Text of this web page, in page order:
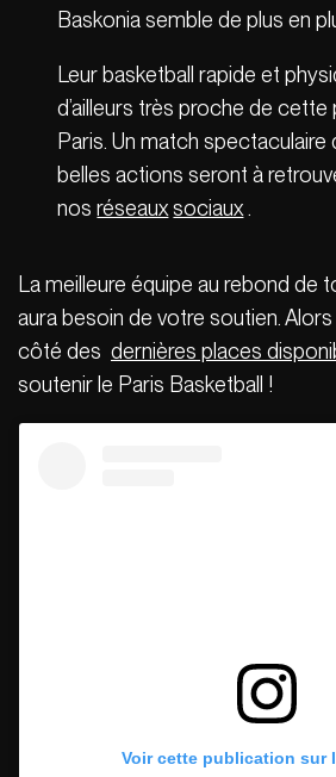
Baskonia semble de plus en
Leur basketball rapide et
d’ailleurs très proche de cette
Paris. Un match spectaculaire
belles actions seront à
nosréseaux sociaux
La meilleure équipe au rebond de
aura besoin de votre soutien.
côté des dernières places
soutenir le Paris Basketball !
Voir cette publication sur